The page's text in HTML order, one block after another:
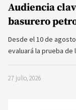
Audiencia
basurero
Desde el 10 de
evaluará la prueba
27 julio, 2026